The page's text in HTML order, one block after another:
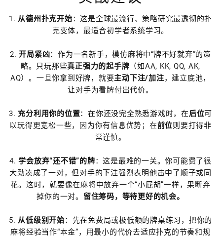
1. 从德州扑克开始：这是全球最流行、策略研究最透彻的扑
克变体，最适合初学者系统学习。
2.开局紧凶：作为一名新手，模仿麻将中“牌不好就弃”的策
略。只玩那些真正强力的起手牌 （如AA, KK, QQ, AK,
AQ）。一旦你拿到好牌，就要主动下注/加注，建立底池，
让对手为看牌付出代价。
3. 充分利用你的位置：在你还没完全熟悉游戏时，在后位可
以玩得更宽松一些，因为你有信息优势；在前位则要打得非
常谨慎。
4.学会放弃“还不错”的牌：这是最难的一关。你可能费了很
大劲凑成了一对，但对手的下注强烈表明他击中了顺子或同
花。这时，就要像在麻将中放弃一个“小屁胡”一样，果断弃
掉你的一对。 留住筹码，等待更好的机会。
5. 从低级别开始：先在免费局或极低额的牌桌练习，把你的
麻将经验当作“本金”，用最小的代价去适应扑克的节奏和规